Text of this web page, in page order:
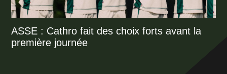
ASSE : Cathro fait des choix forts avant la
première journée